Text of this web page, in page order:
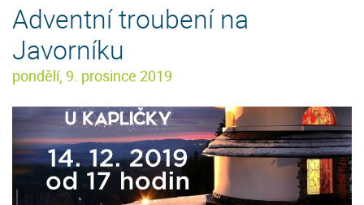
Adventní troubení na
Javorníku
pondělí, 9. prosince 2019